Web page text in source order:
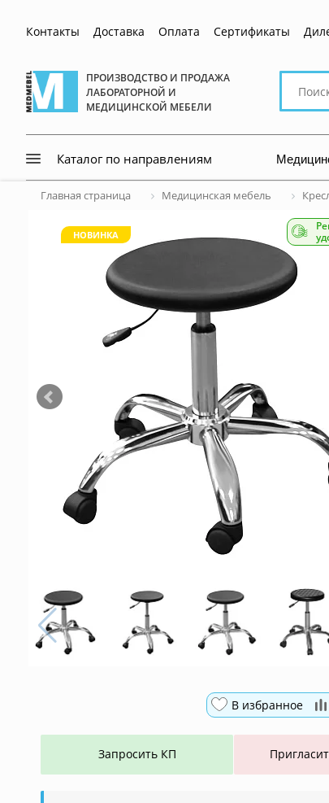
Контакты Доставка Оплата Сертификаты
ПРОИЗВОДСТВО И ПРОДАЖА
ЛАБОРАТОРНОЙ И
МЕДИЦИНСКОЙ МЕБЕЛИ
Поиск
сайту
Каталог по направлениям
Главная страница Медицинская мебель
НОВИНКА
В избранное
Запросить КП